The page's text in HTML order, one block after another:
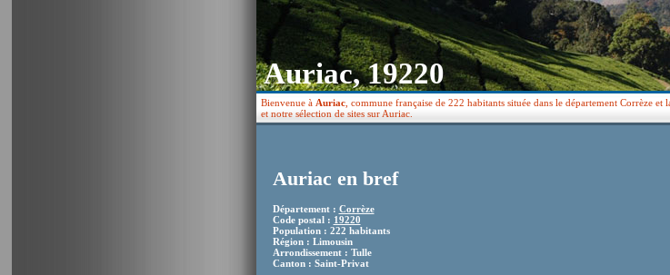
Auriac, 19220
Bienvenue à Auriac , commune française de 222 habitants située dans le département Corrèze
et notre sélection de sites sur Auriac.
Auriac en bref
Département : Corrèze
Code postal : 19220
Population : 222 habitants
Région : Limousin
Arrondissement : Tulle
Canton : Saint-Privat